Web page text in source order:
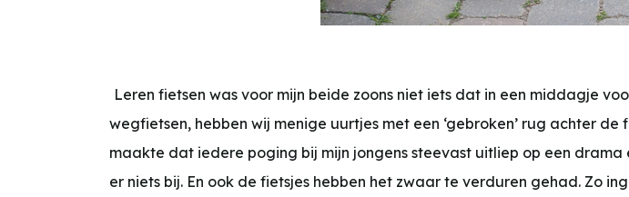
Leren fietsen was voor mijn beide zoons niet iets dat in een middagje
wegfietsen, hebben wij menige uurtjes met een ‘gebroken’ rug achter
maakte dat iedere poging bij mijn jongens steevast uitliep op een drama
er niets bij. En ook de fietsjes hebben het zwaar te verduren gehad. Zo